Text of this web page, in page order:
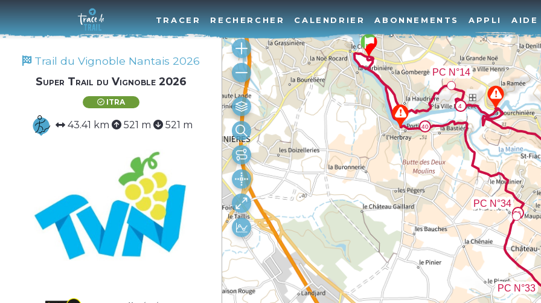
TRACER RECHERCHER CALENDRIER ABONNEMENTS APPLI AIDE
Trail du Vignoble Nantais 2026
Super Trail du Vignoble 2026
ITRA
43.41 km 521 m 521 m